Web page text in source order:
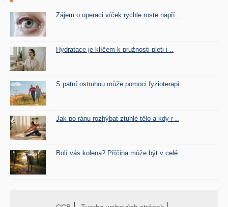
Zájem o operaci víček rychle roste napří ..
Hydratace je klíčem k pružnosti pleti i ..
S patní ostruhou může pomoci fyzioterapi ..
Jak po ránu rozhýbat ztuhlé tělo a kdy r ..
Bolí vás kolena? Příčina může být v celé ..